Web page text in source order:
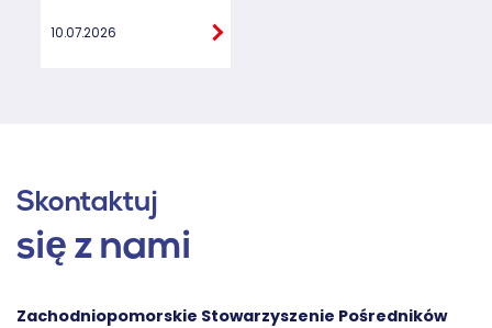
10.07.2026
Skontaktuj
się z nami
Zachodniopomorskie Stowarzyszenie Pośredników